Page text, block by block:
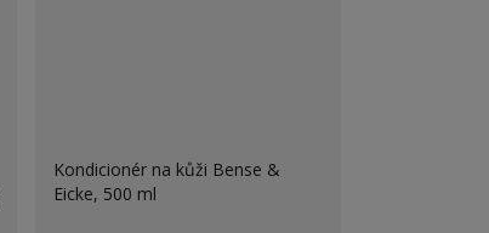
Kondicionér na kůži Bense &
Eicke, 500 ml